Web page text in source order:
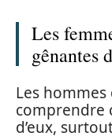
Les
gênantes
Les
comprendre
d’eux,